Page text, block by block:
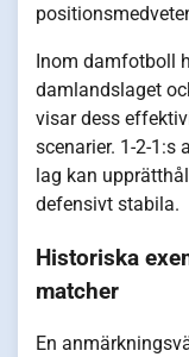
Inom damfotboll
damlandslaget
visar dess
scenarier. 1-2-1:s
lag kan
defensivt stabila.
Historiska
matcher
En